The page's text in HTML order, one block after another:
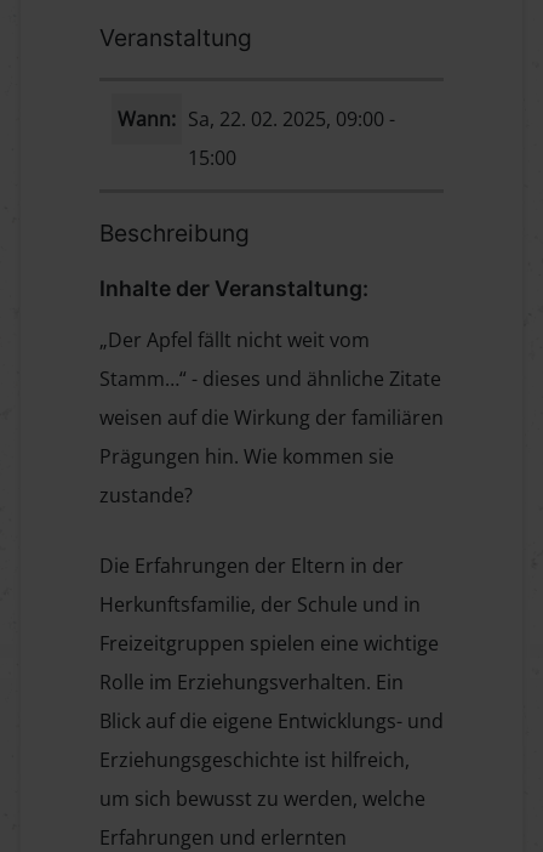
Veranstaltung
Wann: Sa, 22. 02. 2025, 09:00 -
15:00
Beschreibung
Inhalte der Veranstaltung:
„Der Apfel fällt nicht weit vom
Stamm…“ - dieses und ähnliche Zitate
weisen auf die Wirkung der familiären
Prägungen hin. Wie kommen sie
zustande?
Die Erfahrungen der Eltern in der
Herkunftsfamilie, der Schule und in
Freizeitgruppen spielen eine wichtige
Rolle im Erziehungsverhalten. Ein
Blick auf die eigene Entwicklungs- und
Erziehungsgeschichte ist hilfreich,
um sich bewusst zu werden, welche
Erfahrungen und erlernten